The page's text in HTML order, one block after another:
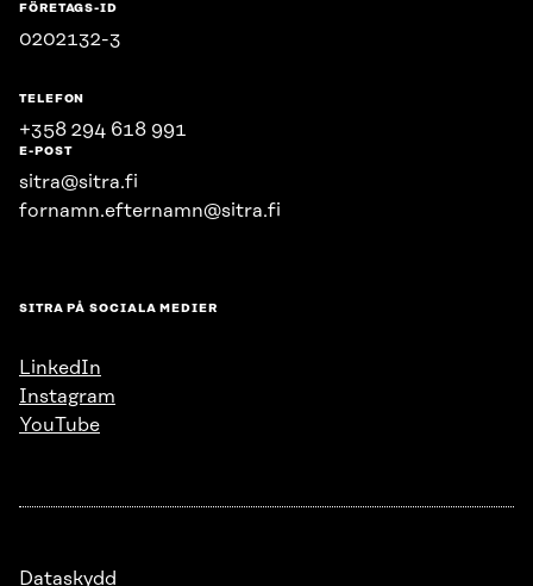
FÖRETAGS-ID
0202132-3
TELEFON
+358 294 618 991
E-POST
sitra@sitra.fi
fornamn.efternamn@sitra.fi
SITRA PÅ SOCIALA MEDIER
LinkedIn
Instagram
YouTube
Dataskydd